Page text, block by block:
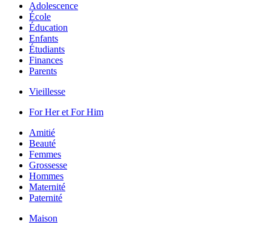
Adolescence
École
Éducation
Enfants
Étudiants
Finances
Parents
Vieillesse
For Her et For Him
Amitié
Beauté
Femmes
Grossesse
Hommes
Maternité
Paternité
Maison